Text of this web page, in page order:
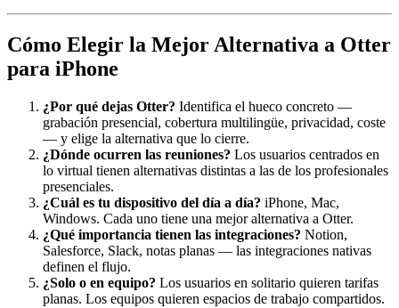
Cómo Elegir la Mejor Alternativa a Otter
para iPhone
¿Por qué dejas Otter? Identifica el hueco concreto —
grabación presencial, cobertura multilingüe, privacidad, coste
— y elige la alternativa que lo cierre.
¿Dónde ocurren las reuniones? Los usuarios centrados en
lo virtual tienen alternativas distintas a las de los profesionales
presenciales.
¿Cuál es tu dispositivo del día a día? iPhone, Mac,
Windows. Cada uno tiene una mejor alternativa a Otter.
¿Qué importancia tienen las integraciones? Notion,
Salesforce, Slack, notas planas — las integraciones nativas
definen el flujo.
¿Solo o en equipo? Los usuarios en solitario quieren tarifas
planas. Los equipos quieren espacios de trabajo compartidos.